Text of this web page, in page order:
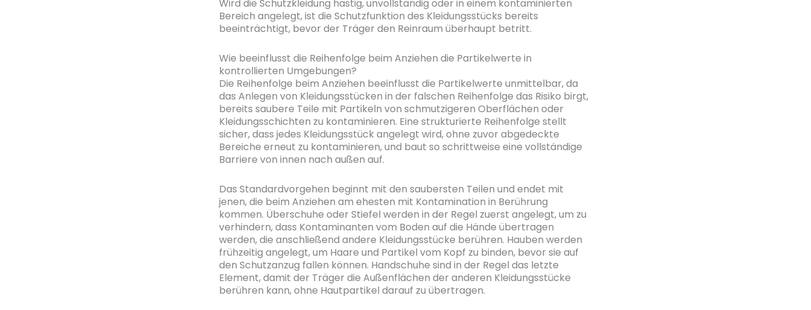
Wird die Schutzkleidung hastig, unvollständig oder in einem kontaminierten
Bereich angelegt, ist die Schutzfunktion des Kleidungsstücks bereits
beeinträchtigt, bevor der Träger den Reinraum überhaupt betritt.
Wie beeinflusst die Reihenfolge beim Anziehen die Partikelwerte in
kontrollierten Umgebungen?
Die Reihenfolge beim Anziehen beeinflusst die Partikelwerte unmittelbar, da
das Anlegen von Kleidungsstücken in der falschen Reihenfolge das Risiko birgt,
bereits saubere Teile mit Partikeln von schmutzigeren Oberflächen oder
Kleidungsschichten zu kontaminieren. Eine strukturierte Reihenfolge stellt
sicher, dass jedes Kleidungsstück angelegt wird, ohne zuvor abgedeckte
Bereiche erneut zu kontaminieren, und baut so schrittweise eine vollständige
Barriere von innen nach außen auf.
Das Standardvorgehen beginnt mit den saubersten Teilen und endet mit
jenen, die beim Anziehen am ehesten mit Kontamination in Berührung
kommen. Überschuhe oder Stiefel werden in der Regel zuerst angelegt, um zu
verhindern, dass Kontaminanten vom Boden auf die Hände übertragen
werden, die anschließend andere Kleidungsstücke berühren. Hauben werden
frühzeitig angelegt, um Haare und Partikel vom Kopf zu binden, bevor sie auf
den Schutzanzug fallen können. Handschuhe sind in der Regel das letzte
Element, damit der Träger die Außenflächen der anderen Kleidungsstücke
berühren kann, ohne Hautpartikel darauf zu übertragen.